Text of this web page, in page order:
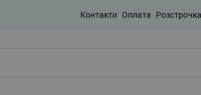
Контакти Оплата Розстрочка